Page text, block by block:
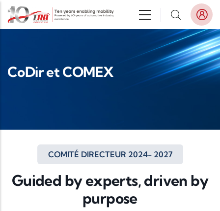
Aller au contenu principal
CoDir et COMEX
COMITÉ DIRECTEUR 2024- 2027
Guided by experts, driven by
purpose